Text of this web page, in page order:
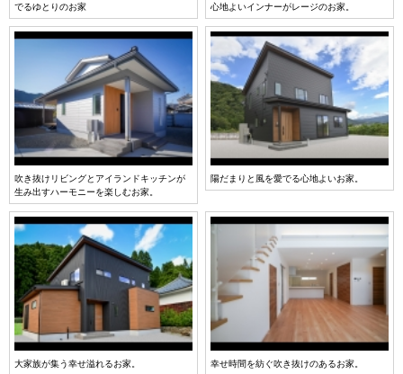
でるゆとりのお家
心地よいインナーがレージのお家。
吹き抜けリビングとアイランドキッチンが
生み出すハーモニーを楽しむお家。
陽だまりと風を愛でる心地よいお家。
大家族が集う幸せ溢れるお家。 幸せ時間を紡ぐ吹き抜けのあるお家。